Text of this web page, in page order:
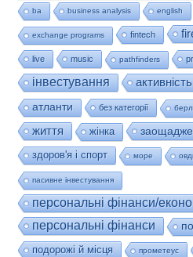
ba business analysis english
exchange programs fintech
live music pathfinders
інвестування активність
атланти без категорії
життя жінка
здоров'я і спорт море
пасивне інвестування
персональні фінанси/
персональні фінанси
подорожі й місця
прометеус